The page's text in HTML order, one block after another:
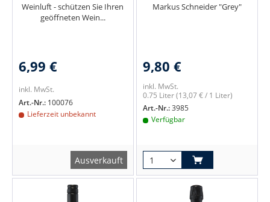
Weinluft - schützen Sie Ihren
geöffneten Wein...
6,99 €
inkl. MwSt.
Art.-Nr.: 100076
Lieferzeit unbekannt
Ausverkauft
Markus Schneider "Grey"
9,80 €
inkl. MwSt.
0.75 Liter(13,07 € / 1 Liter)
Art.-Nr.:3985
Verfügbar